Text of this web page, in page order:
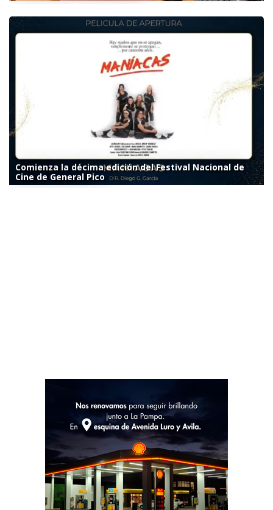
Comienza la décima edición del Festival Nacional de
Cine de General Pico